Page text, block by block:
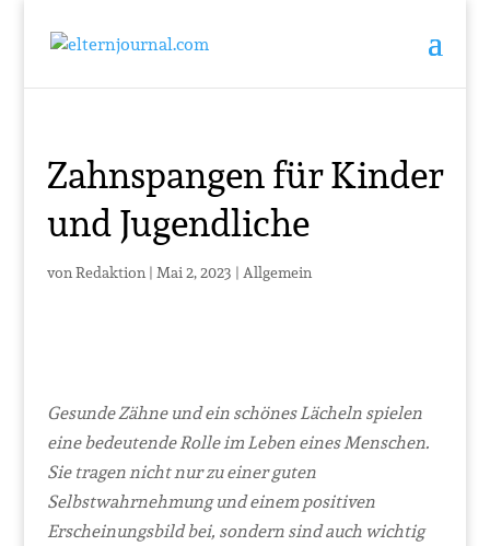
Zahnspangen für Kinder
und Jugendliche
vonRedaktion|Mai 2, 2023 |Allgemein
Gesunde Zähne und ein schönes Lächeln spielen
eine bedeutende Rolle im Leben eines Menschen.
Sie tragen nicht nur zu einer guten
Selbstwahrnehmung und einem positiven
Erscheinungsbild bei, sondern sind auch wichtig